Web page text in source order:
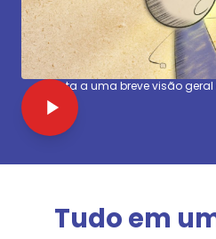
Assista a uma breve visão
Tudo em